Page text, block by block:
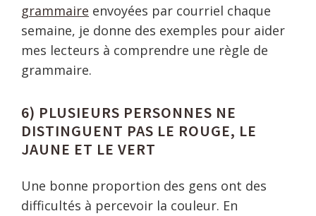
grammaire envoyées par courriel chaque
semaine, je donne des exemples pour aider
mes lecteurs à comprendre une règle de
grammaire.
6) PLUSIEURS PERSONNES NE
DISTINGUENT PAS LE ROUGE, LE
JAUNE ET LE VERT
Une bonne proportion des gens ont des
difficultés à percevoir la couleur. En